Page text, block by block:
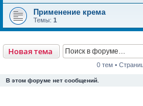
Применение крема
Темы: 1
Новая тема
0 тем •
В этом форуме нет сообщений.